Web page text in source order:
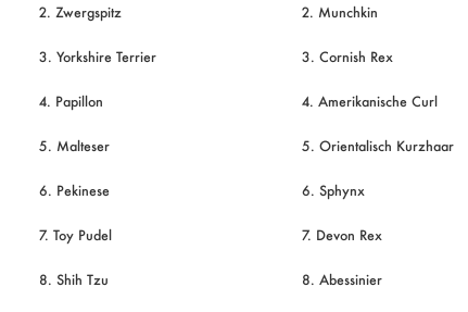
2. Zwergspitz 2. Munchkin
3. Yorkshire Terrier 3. Cornish Rex
4. Papillon 4. Amerikanische Curl
5. Malteser 5. Orientalisch Kurzhaar
6. Pekinese 6. Sphynx
7. Toy Pudel 7. Devon Rex
8. Shih Tzu 8. Abessinier